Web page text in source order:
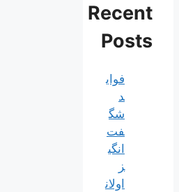
Recent
Posts
فوای
د
شگ
فت‌
انگی
ز
اولان